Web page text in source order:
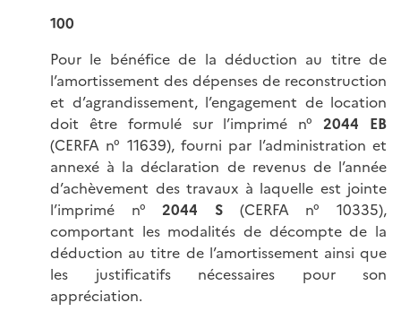
100
Pour le bénéfice de la déduction au titre de
l’amortissement des dépenses de reconstruction
et d’agrandissement, l’engagement de location
doit être formulé sur l’imprimé n°2044 EB
(CERFA n° 11639), fourni par l’administration et
annexé à la déclaration de revenus de l’année
d’achèvement des travaux à laquelle est jointe
l’imprimé n°2044 S (CERFA n° 10335),
comportant les modalités de décompte de la
déduction au titre de l’amortissement ainsi que
les justificatifs nécessaires pour son
appréciation.